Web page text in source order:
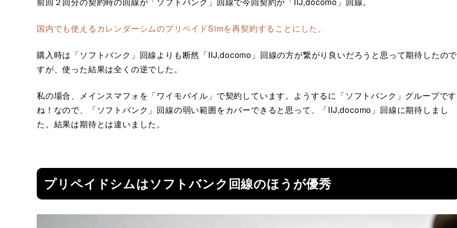
国内でも使えるカレンダーシムのプリペイドSimを再契約することにした。
購入時は「ソフトバンク」回線よりも断然「IIJ,docomo」回線の方が繋がり良いだろうと思って期待したので
すが、使った結果は全くの逆でした。
私の場合、メインスマフォを「ワイモバイル」で契約しています。ようするに「ソフトバンク」グループです
ね！なので、「ソフトバンク」回線の弱い範囲をカバーできると思って、「IIJ,docomo」回線に期待しまし
た。結果は期待とは違いました。
プリペイドシムはソフトバンク回線のほうが優秀